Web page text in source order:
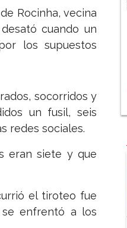
Rocinha, vecina
cuando un
los supuestos
socorridos y
un fusil, seis
redes sociales.
eran siete y que
el tiroteo fue
enfrentó a los